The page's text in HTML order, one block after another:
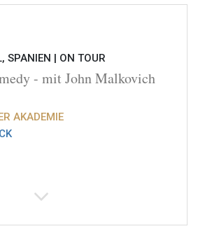
SPANIEN | ON TOUR
- mit John Malkovich
AKADEMIE